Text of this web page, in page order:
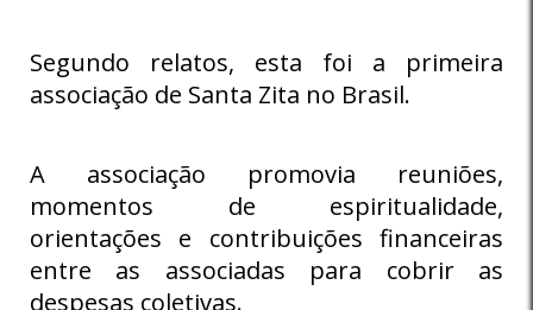
Segundo relatos, esta foi a primeira
associação de Santa Zita no Brasil.
A associação promovia reuniões,
momentos de espiritualidade,
orientações e contribuições financeiras
entre as associadas para cobrir as
despesas coletivas.